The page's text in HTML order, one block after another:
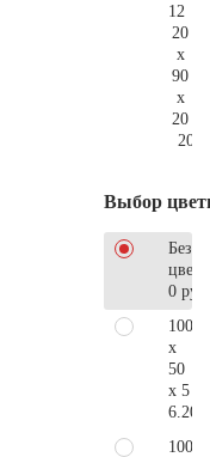
12
20
x
90
x
20
Выбор
Без
0 руб.
100
x
50
x 5
100